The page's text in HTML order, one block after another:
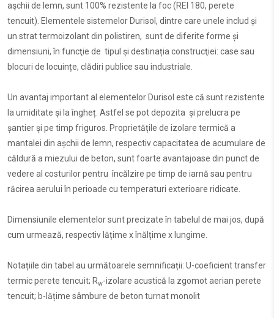
aşchii de lemn, sunt 100% rezistente la foc (REI 180, perete
tencuit). Elementele sistemelor Durisol, dintre care unele includ și
un strat termoizolant din polistiren, sunt de diferite forme și
dimensiuni, în funcţie de tipul și destinația construcţiei: case sau
blocuri de locuințe, clădiri publice sau industriale.
Un avantaj important al elementelor Durisol este că sunt rezistente
la umiditate și la îngheț. Astfel se pot depozita și prelucra pe
șantier și pe timp friguros. Proprietățile de izolare termică a
mantalei din așchii de lemn, respectiv capacitatea de acumulare de
căldură a miezului de beton, sunt foarte avantajoase din punct de
vedere al costurilor pentru încălzire pe timp de iarnă sau pentru
răcirea aerului în perioade cu temperaturi exterioare ridicate.
Dimensiunile elementelor sunt precizate în tabelul de mai jos, după
cum urmează, respectiv lățime x înălțime x lungime.
Notațiile din tabel au următoarele semnificații: U-coeficient transfer
termic perete tencuit; Rw-izolare acustică la zgomot aerian perete
tencuit; b-lățime sâmbure de beton turnat monolit